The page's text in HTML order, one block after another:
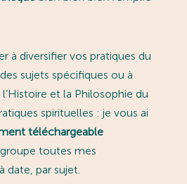
à diversifier vos pratiques du
sujets spécifiques ou à
et la Philosophie du
spirituelles : je vous ai
téléchargeable
toutes mes
date, par sujet.